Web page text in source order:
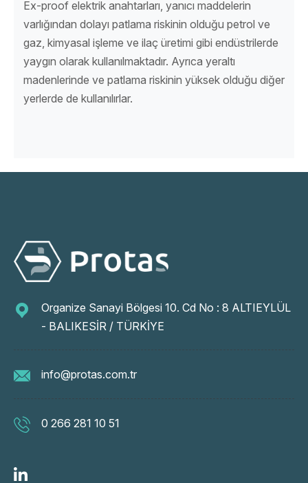
Ex-proof elektrik anahtarları, yanıcı maddelerin
varlığından dolayı patlama riskinin olduğu petrol ve
gaz, kimyasal işleme ve ilaç üretimi gibi endüstrilerde
yaygın olarak kullanılmaktadır. Ayrıca yeraltı
madenlerinde ve patlama riskinin yüksek olduğu diğer
yerlerde de kullanılırlar.
Organize Sanayi Bölgesi 10. Cd No : 8 ALTIEYLÜL
- BALIKESİR / TÜRKİYE
info@protas.com.tr
0 266 281 10 51